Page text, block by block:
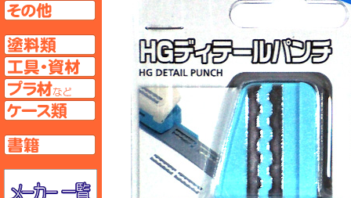
その他ページへ
塗料ページへ
工具ページへ
プラ材ページへ
ケースページへ
書籍ページへ
メーカー一覧のページはこちら